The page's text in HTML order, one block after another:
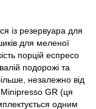
із резервуара для
для меленої
порцій еспресо
подорожі та
незалежно від
GR (ця
одним